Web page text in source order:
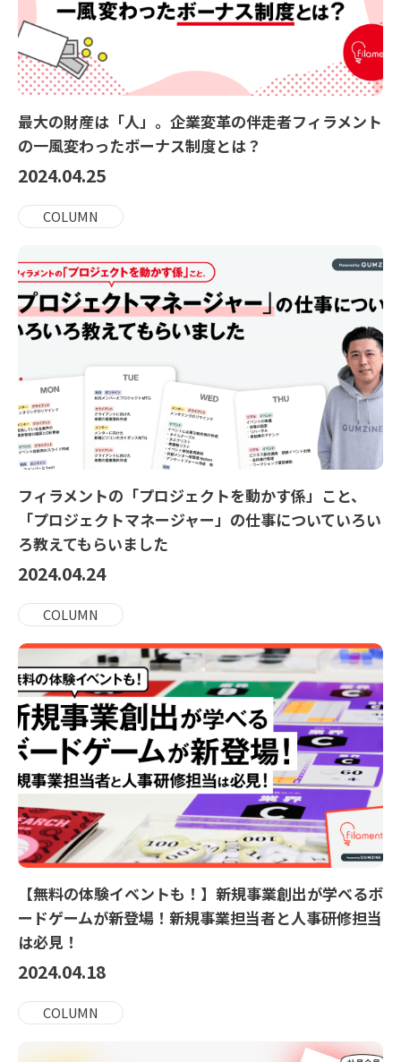
最大の財産は「人」。企業変革の伴走者フィラメント
の一風変わったボーナス制度とは？
2024.04.25
COLUMN
フィラメントの「プロジェクトを動かす係」こと、
「プロジェクトマネージャー」の仕事についていろい
ろ教えてもらいました
2024.04.24
COLUMN
【無料の体験イベントも！】新規事業創出が学べるボ
ードゲームが新登場！新規事業担当者と人事研修担当
は必見！
2024.04.18
COLUMN